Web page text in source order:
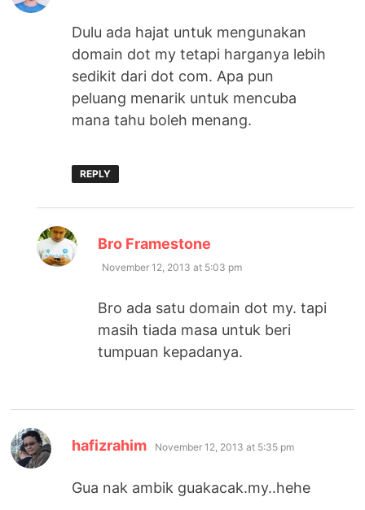
Dulu ada hajat untuk mengunakan
domain dot my tetapi harganya lebih
sedikit dari dot com. Apa pun
peluang menarik untuk mencuba
mana tahu boleh menang.
REPLY
Bro Framestone
November 12, 2013 at 5:03 pm
Bro ada satu domain dot my. tapi
masih tiada masa untuk beri
tumpuan kepadanya.
hafizrahim says:
November 12, 2013 at 5:35 pm
Gua nak ambik guakacak.my..hehe